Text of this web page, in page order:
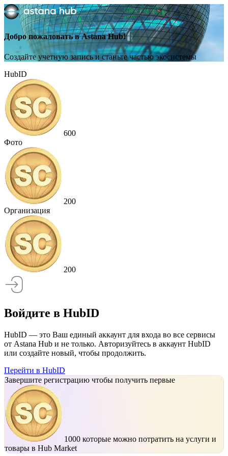
Добро пожаловать в Astana Hub!
Создайте учетную запись и станьте частью экосистемы
HubID
600
Фото
200
Организация
200
Войдите в HubID
HubID — это Ваш единый аккаунт для входа во все сервисы
от Astana Hub и не только. Авторизуйтесь в аккаунт HubID
или создайте новый, чтобы продолжить.
Перейти в HubID
Завершите регистрацию чтобы получить первые
1000 которые можно потратить на услуги и
товары в Hub Market